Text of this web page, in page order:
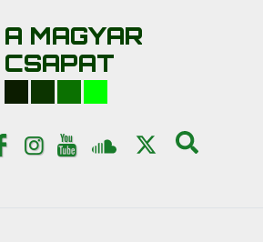
A MAGYAR
CSAPAT